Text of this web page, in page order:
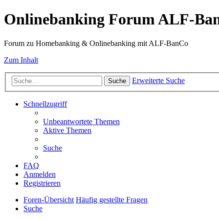
Onlinebanking Forum ALF-
Forum zu Homebanking & Onlinebanking mit ALF-BanCo
Zum Inhalt
Suche Erweiterte Suche
Schnellzugriff
Unbeantwortete Themen
Aktive Themen
Suche
FAQ
Anmelden
Registrieren
Foren-Übersicht Häufig gestellte Fragen
Suche